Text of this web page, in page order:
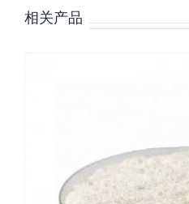
相关产品